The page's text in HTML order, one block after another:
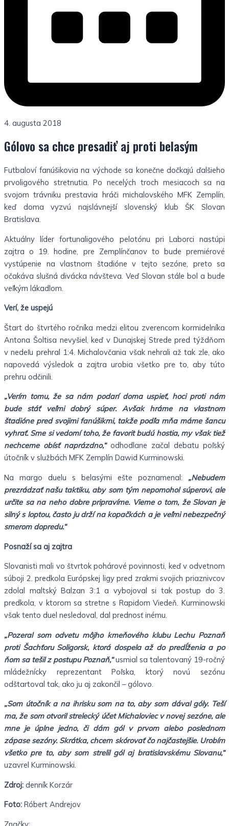
4. augusta 2018
Gólovo sa chce presadiť aj proti belasým
Futbaloví fanúšikovia na východe sa konečne dočkajú ďalšieho
prvoligového stretnutia. Po necelých troch mesiacoch sa na
svojom trávniku prestavia hráči michalovského MFK Zemplín,
keď doma vyzvú najslávnejší slovenský klub ŠK Slovan
Bratislava.
Aktuálny líder fortunaligového pelotónu pri Laborci nastúpi
zajtra o 19. hodine, pre Zemplínčanov to bude premiérové
vystúpenie na vlastnom štadióne v tejto sezóne, preto sa
očakáva slušná divácka návšteva. Veď Slovan stále bol a bude
veľkým lákadlom.
Verí, že uspejú
Štart do štvrtého ročníka medzi elitou zverencom kormidelníka
Antona Šoltisa nevyšiel, keď v Dunajskej Strede pred týždňom
v nedeľu prehral 1:4. Michalovčania však nehrali až tak zle, ako
napovedá výsledok a zajtra urobia všetko pre to, aby túto
prehru odčinili.
„Verím tomu, že sa nám podarí doma uspieť, hoci proti nám
bude stáť veľmi dobrý súper. Avšak hráme na vlastnom
štadióne pred svojimi fanúšikmi, takže podľa mňa máme šancu
vyhrať. Sme si vedomí toho, že favorit budú hostia, my však tiež
nechceme obísť naprázdno,“odhodlane začal debatu poľský
útočník v službách MFK Zemplín Dawid Kurminowski.
Na margo duelu s belasými ešte poznamenal: „Nebudem
prezrádzať našu taktiku, aby som tým nepomohol súperovi, ale
určite sa na neho dobre pripravíme. Vieme o tom, že Slovan je
silný s loptou, často ju drží na kopačkách a je veľmi nebezpečný
smerom dopredu.“
Posnaží sa aj zajtra
Slovanisti mali vo štvrtok pohárové povinnosti, keď v odvetnom
súboji 2. predkola Európskej ligy pred zrakmi svojich priaznivcov
zdolal maltský Balzan 3:1 a vybojoval si tak postup do 3.
predkola, v ktorom sa stretne s Rapidom Viedeň. Kurminowski
však tento duel nesledoval, dal prednosť inému.
„Pozeral som odvetu môjho kmeňového klubu Lechu Poznaň
proti Šachťoru Soligorsk, ktorá dospela až do predĺženia a po
ňom sa tešil z postupu Poznaň,“usmial sa talentovaný 19-ročný
mládežnícky reprezentant Poľska, ktorý novú sezónu
odštartoval tak, ako ju aj zakončil – gólovo.
„Som útočník a na ihrisku som na to, aby som dával góly. Teší
ma, že som otvoril strelecký účet Michaloviec v novej sezóne, ale
mne je úplne jedno, či dám gól v prvom alebo poslednom
zápase sezóny. Skrátka, chcem skórovať čo najčastejšie. Urobím
všetko pre to, aby som strelil gól aj bratislavskému Slovanu,“
uzavrel Kurminowski.
Zdroj: denník Korzár
Foto: Róbert Andrejov